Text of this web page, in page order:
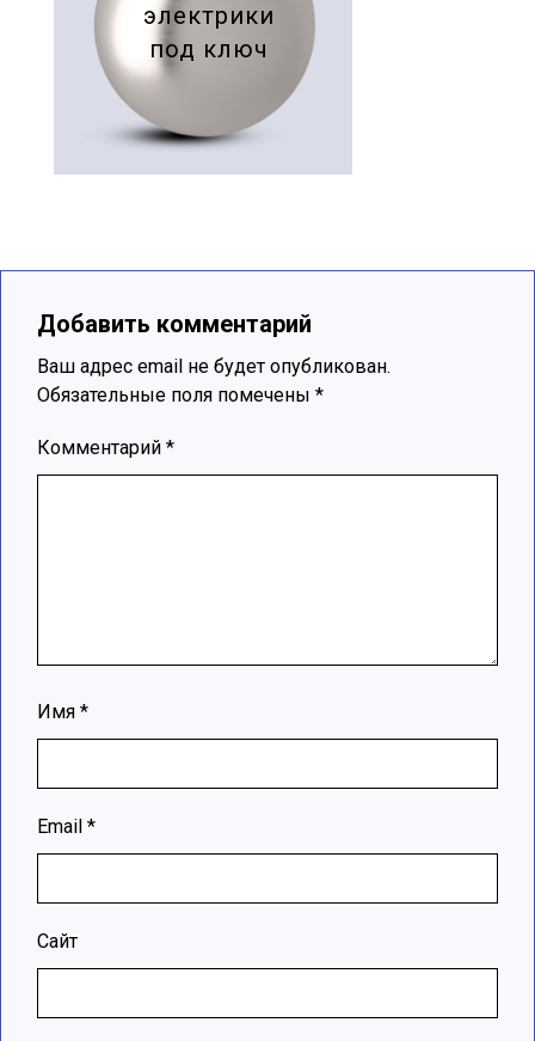
электрики
под ключ
Добавить комментарий
Ваш адрес email не будет опубликован.
Обязательные поля помечены *
Комментарий *
Имя *
Email *
Сайт